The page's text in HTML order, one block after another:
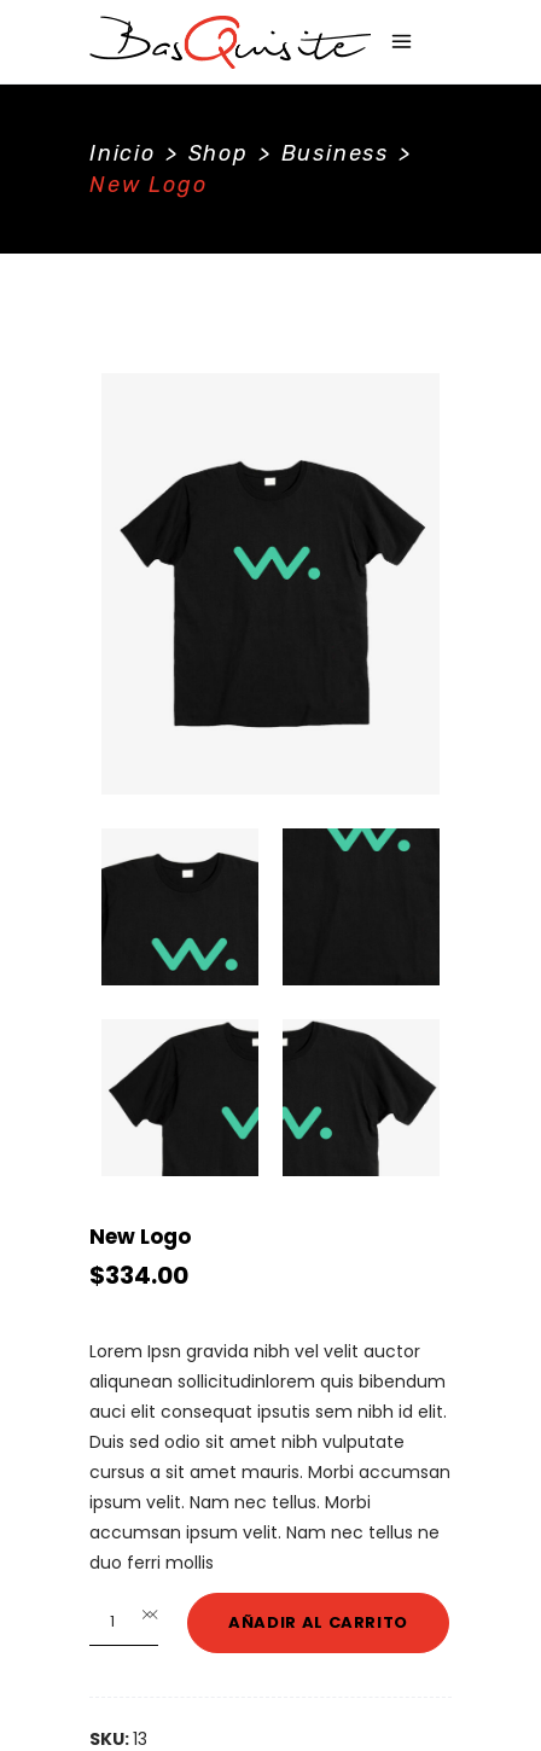
Inicio > Shop > Business >
New Logo
New Logo
$334.00
Lorem Ipsn gravida nibh vel velit auctor
aliqunean sollicitudinlorem quis bibendum
auci elit consequat ipsutis sem nibh id elit.
Duis sed odio sit amet nibh vulputate
cursus a sit amet mauris. Morbi accumsan
ipsum velit. Nam nec tellus. Morbi
accumsan ipsum velit. Nam nec tellus ne
duo ferri mollis
New
Logo
AÑADIR AL CARRITO
SKU:13